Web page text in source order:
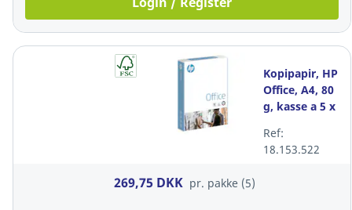
Kopipapir, HP
Office, A4, 80
g, kasse a 5 x
Ref:
18.153.522
269,75 DKK pr. pakke (5)